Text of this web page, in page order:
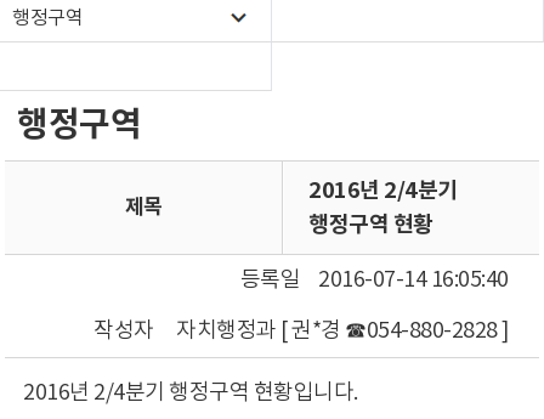
행정구역
행정구역
제목
2016년 2/4분기
행정구역 현황
등록일
2016-07-14 16:05:40
작성자
자치행정과 [ 권*경 ☎054-880-2828 ]
2016년 2/4분기 행정구역 현황입니다.